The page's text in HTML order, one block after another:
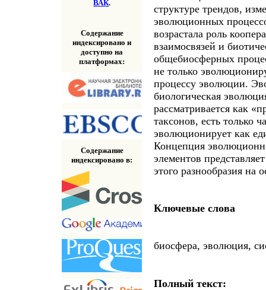
ВАК.
Содержание
индексировано и
доступно на
платформах:
Содержание
индексировано в:
структуре трендов,
эволюционных
возрастала роль
взаимосвязей и
общебиосферных
не только
процессу эволюции.
биологическая
рассматривается как
таксонов, есть только
эволюционирует как
Концепция
элементов
этого разнообразия на
Ключевые слова
биосфера, эволюция,
Полный текст: